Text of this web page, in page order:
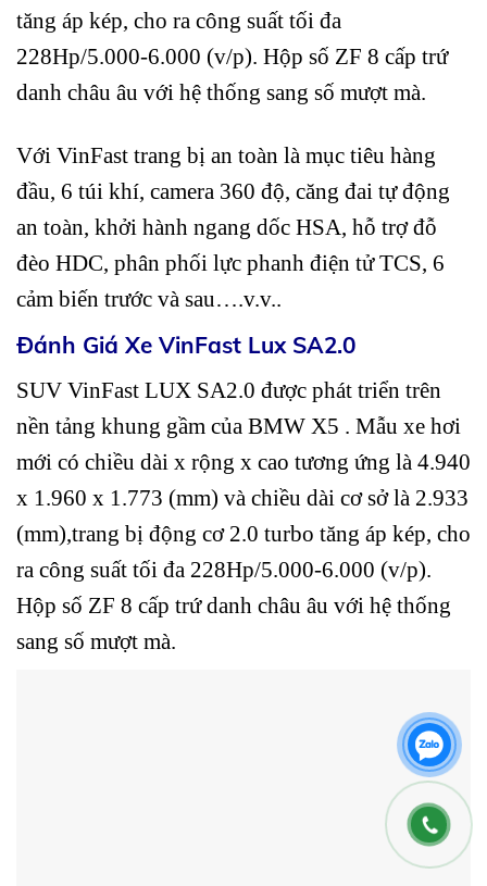
tăng áp kép, cho ra công suất tối đa
228Hp/5.000-6.000 (v/p). Hộp số ZF 8 cấp trứ
danh châu âu với hệ thống sang số mượt mà.
Với VinFast trang bị an toàn là mục tiêu hàng
đầu, 6 túi khí, camera 360 độ, căng đai tự động
an toàn, khởi hành ngang dốc HSA, hỗ trợ đỗ
đèo HDC, phân phối lực phanh điện tử TCS, 6
cảm biến trước và sau….v.v..
Đánh Giá Xe VinFast Lux SA2.0
SUV VinFast LUX SA2.0 được phát triển trên
nền tảng khung gầm của BMW X5 . Mẫu xe hơi
mới có chiều dài x rộng x cao tương ứng là 4.940
x 1.960 x 1.773 (mm) và chiều dài cơ sở là 2.933
(mm),trang bị động cơ 2.0 turbo tăng áp kép, cho
ra công suất tối đa 228Hp/5.000-6.000 (v/p).
Hộp số ZF 8 cấp trứ danh châu âu với hệ thống
sang số mượt mà.